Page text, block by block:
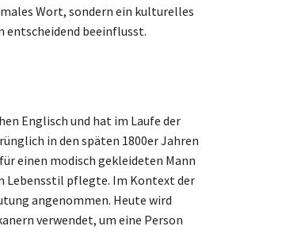
Wort, sondern ein kulturelles
entscheidend beeinflusst.
Englisch und hat im Laufe der
in den späten 1800er Jahren
einen modisch gekleideten Mann
Lebensstil pflegte. Im Kontext der
angenommen. Heute wird
verwendet, um eine Person